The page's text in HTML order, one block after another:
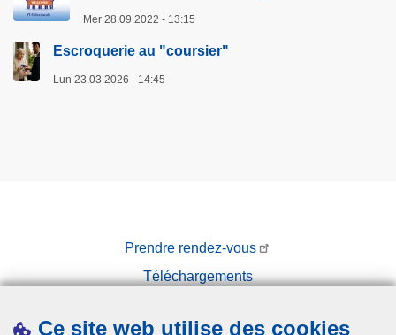
Ce site web utilise des cookies
Mer 28.09.2022 - 13:15
Escroquerie au "coursier"
Lun 23.03.2026 - 14:45
Prendre rendez-vous
Téléchargements